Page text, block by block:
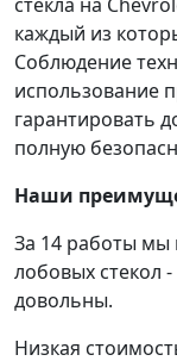
каждый из
Соблюдение
использование
гарантировать
полную
Наши
За 14 работы мы
лобовых стекол
довольны.
Низкая